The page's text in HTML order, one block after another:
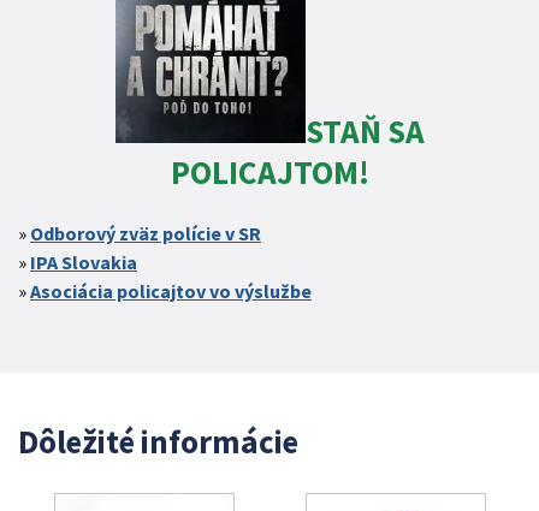
STAŇ SA
POLICAJTOM!
Odborový zväz polície v SR
IPA Slovakia
Asociácia policajtov vo výslužbe
Dôležité informácie